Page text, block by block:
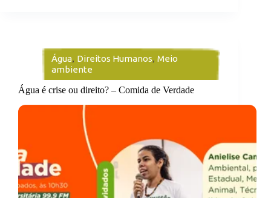
Água, Direitos Humanos, Meio
ambiente
Água é crise ou direito? – Comida de Verdade